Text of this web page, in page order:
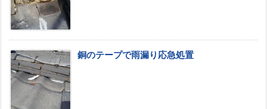
銅のテープで雨漏り応急処置